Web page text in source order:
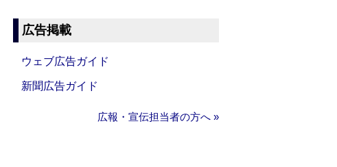
広告掲載
ウェブ広告ガイド
新聞広告ガイド
広報・宣伝担当者の方へ »